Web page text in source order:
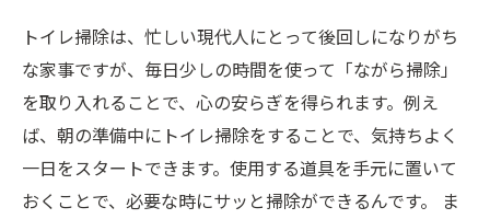
トイレ掃除は、忙しい現代人にとって後回しになりがち
な家事ですが、毎日少しの時間を使って「ながら掃除」
を取り入れることで、心の安らぎを得られます。例え
ば、朝の準備中にトイレ掃除をすることで、気持ちよく
一日をスタートできます。使用する道具を手元に置いて
おくことで、必要な時にサッと掃除ができるんです。 ま